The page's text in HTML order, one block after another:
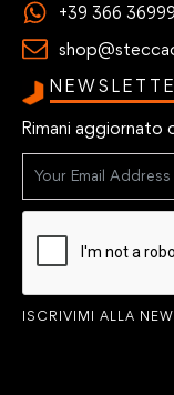
+39 366
Rimani aggiornato
ISCRIVIMI ALLA